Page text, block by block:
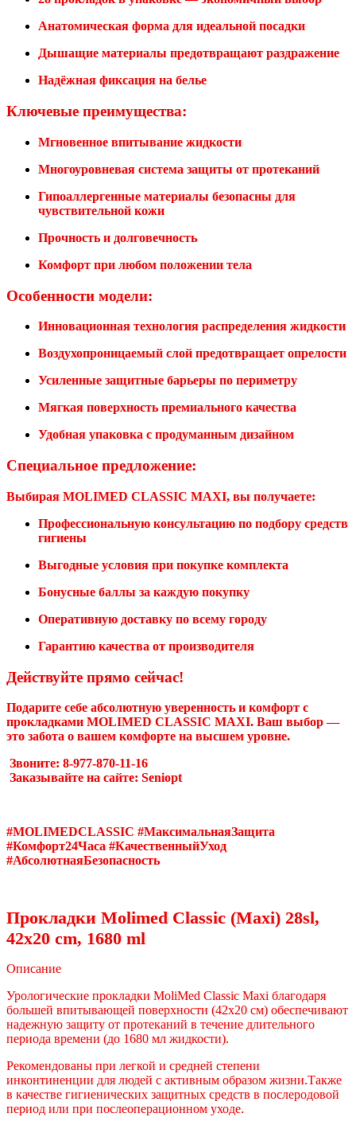
Анатомическая форма для идеальной посадки
Дышащие материалы предотвращают раздражение
Надёжная фиксация на белье
Ключевые преимущества:
Мгновенное впитывание жидкости
Многоуровневая система защиты от протеканий
Гипоаллергенные материалы безопасны для
чувствительной кожи
Прочность и долговечность
Комфорт при любом положении тела
Особенности модели:
Инновационная технология распределения жидкости
Воздухопроницаемый слой предотвращает опрелости
Усиленные защитные барьеры по периметру
Мягкая поверхность премиального качества
Удобная упаковка с продуманным дизайном
Специальное предложение:
Выбирая MOLIMED CLASSIC MAXI, вы получаете:
Профессиональную консультацию по подбору средств
гигиены
Выгодные условия при покупке комплекта
Бонусные баллы за каждую покупку
Оперативную доставку по всему городу
Гарантию качества от производителя
Действуйте прямо сейчас!
Подарите себе абсолютную уверенность и комфорт с
прокладками MOLIMED CLASSIC MAXI. Ваш выбор —
это забота о вашем комфорте на высшем уровне.
Звоните: 8-977-870-11-16
Заказывайте на сайте: Seniopt
#MOLIMEDCLASSIC #МаксимальнаяЗащита
#Комфорт24Часа #КачественныйУход
#АбсолютнаяБезопасность
Прокладки Molimed Classic (Maxi) 28sl,
42x20 cm, 1680 ml
Описание
Урологические прокладки MoliMed Classic Maxi благодаря
большей впитывающей поверхности (42x20 см) обеспечивают
надежную защиту от протеканий в течение длительного
периода времени (до 1680 мл жидкости).
Рекомендованы при легкой и средней степени
инконтиненции для людей с активным образом жизни.Также
в качестве гигиенических защитных средств в послеродовой
период или при послеоперационном уходе.